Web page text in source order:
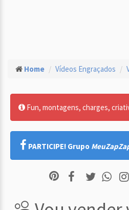
Home Vídeos Engraçados
Fun, montagens, charges,
PARTICIPE! Grupo